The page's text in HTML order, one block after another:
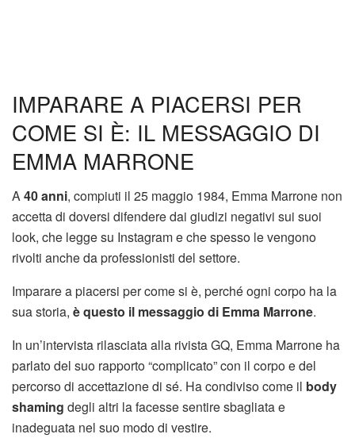
IMPARARE A PIACERSI PER
COME SI È: IL MESSAGGIO DI
EMMA MARRONE
A40 anni, compiuti il 25 maggio 1984, Emma Marrone non
accetta di doversi difendere dai giudizi negativi sui suoi
look, che legge su Instagram e che spesso le vengono
rivolti anche da professionisti del settore.
Imparare a piacersi per come si è, perché ogni corpo ha la
sua storia, è questo il messaggio di Emma Marrone.
In un’intervista rilasciata alla rivista GQ, Emma Marrone ha
parlato del suo rapporto “complicato” con il corpo e del
percorso di accettazione di sé. Ha condiviso come il body
shaming degli altri la facesse sentire sbagliata e
inadeguata nel suo modo di vestire.